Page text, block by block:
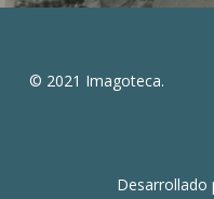
© 2021 Imagoteca.